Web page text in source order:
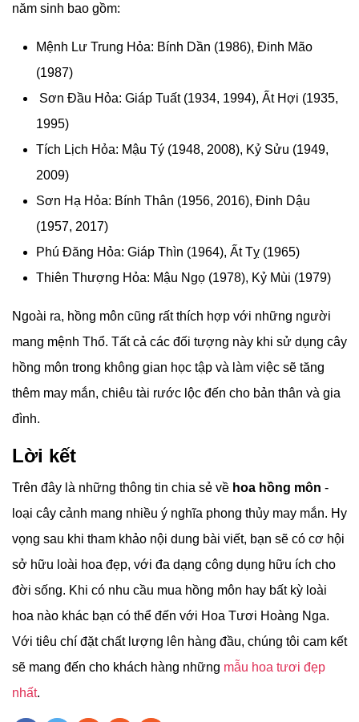
năm sinh bao gồm:
Mệnh Lư Trung Hỏa: Bính Dần (1986), Đinh Mão
(1987)
Sơn Đầu Hỏa: Giáp Tuất (1934, 1994), Ất Hợi (1935,
1995)
Tích Lịch Hỏa: Mậu Tý (1948, 2008), Kỷ Sửu (1949,
2009)
Sơn Hạ Hỏa: Bính Thân (1956, 2016), Đinh Dậu
(1957, 2017)
Phú Đăng Hỏa: Giáp Thìn (1964), Ất Tỵ (1965)
Thiên Thượng Hỏa: Mậu Ngọ (1978), Kỷ Mùi (1979)
Ngoài ra, hồng môn cũng rất thích hợp với những người
mang mệnh Thổ. Tất cả các đối tượng này khi sử dụng cây
hồng môn trong không gian học tập và làm việc sẽ tăng
thêm may mắn, chiêu tài rước lộc đến cho bản thân và gia
đình.
Lời kết
Trên đây là những thông tin chia sẻ về hoa hồng môn -
loại cây cảnh mang nhiều ý nghĩa phong thủy may mắn. Hy
vọng sau khi tham khảo nội dung bài viết, bạn sẽ có cơ hội
sở hữu loài hoa đẹp, với đa dạng công dụng hữu ích cho
đời sống. Khi có nhu cầu mua hồng môn hay bất kỳ loài
hoa nào khác bạn có thể đến với Hoa Tươi Hoàng Nga.
Với tiêu chí đặt chất lượng lên hàng đầu, chúng tôi cam kết
sẽ mang đến cho khách hàng những mẫu hoa tươi đẹp
nhất.